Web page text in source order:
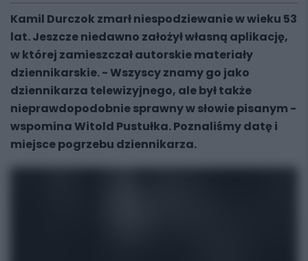
Kamil Durczok zmarł niespodziewanie w wieku 53
lat. Jeszcze niedawno założył własną aplikację,
w której zamieszczał autorskie materiały
dziennikarskie. - Wszyscy znamy go jako
dziennikarza telewizyjnego, ale był także
nieprawdopodobnie sprawny w słowie pisanym -
wspomina Witold Pustułka. Poznaliśmy datę i
miejsce pogrzebu dziennikarza.